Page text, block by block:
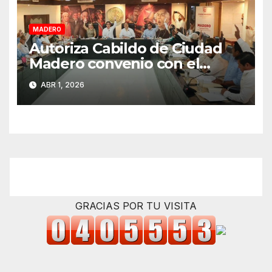
MADERO
Autoriza Cabildo de Ciudad
Madero convenio con el
Estado para fortalecer el
cobro del impuesto predial
ABR 1, 2026
GRACIAS POR TU VISITA